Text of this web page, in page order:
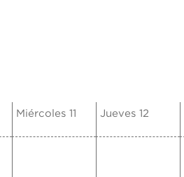
Miércoles 11 Jueves 12